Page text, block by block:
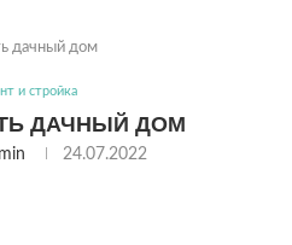
дачный дом
и стройка
ДАЧНЫЙ ДОМ
24.07.2022